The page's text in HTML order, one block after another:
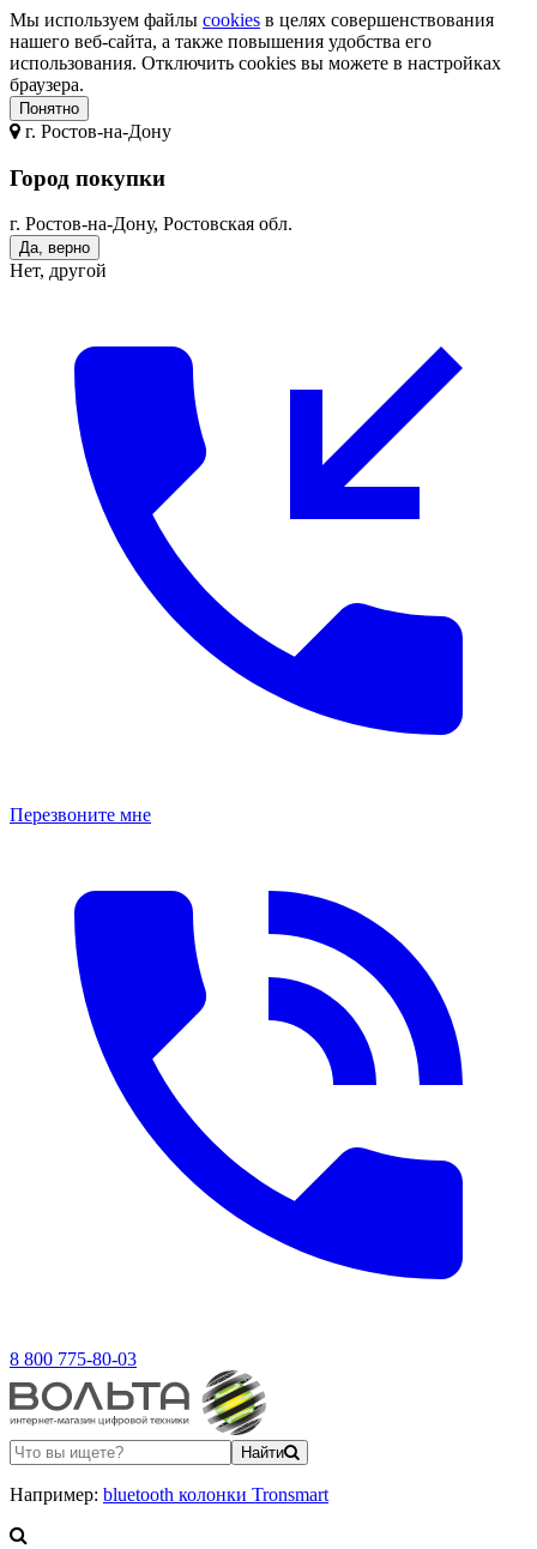
Мы используем файлы cookies в целях совершенствования
нашего веб-сайта, а также повышения удобства его
использования. Отключить cookies вы можете в настройках
браузера.
Понятно
г. Ростов-на-Дону
Город покупки
г. Ростов-на-Дону, Ростовская обл.
Да, верно
Нет, другой
Перезвоните мне
8 800 775-80-03
Найти
Например: bluetooth колонки Tronsmart